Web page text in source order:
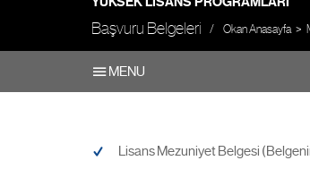
Başvuru Belgeleri Okan Anasayfa
MENU
Lisans Mezuniyet Belgesi